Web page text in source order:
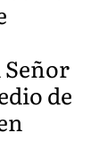
de